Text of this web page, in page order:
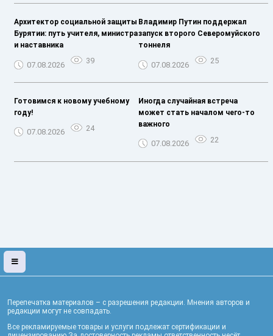
Архитектор социальной защиты
Бурятии: путь учителя, министра
и наставника
07.08.2026 39
Владимир Путин поддержал
запуск второго Северомуйского
тоннеля
07.08.2026 25
Готовимся к новому учебному
году!
07.08.2026 24
Иногда случайная встреча
может стать началом чего-то
важного
07.08.2026 22
Перепечатка материалов – с разрешения редакции. Мнения авторов и
редакции могут не совпадать.
Все рекламируемые товары и услуги подлежат сертификации и